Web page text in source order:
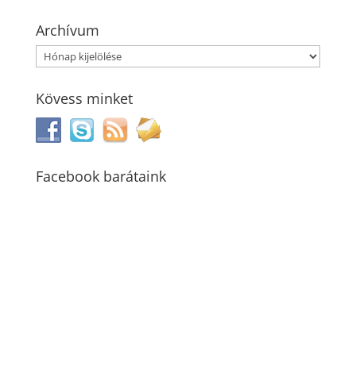
Archívum
Archívum
Kövess minket
Facebook barátaink